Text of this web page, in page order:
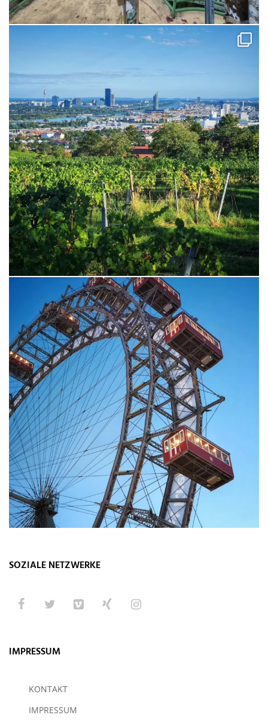
SOZIALE NETZWERKE
IMPRESSUM
KONTAKT
IMPRESSUM